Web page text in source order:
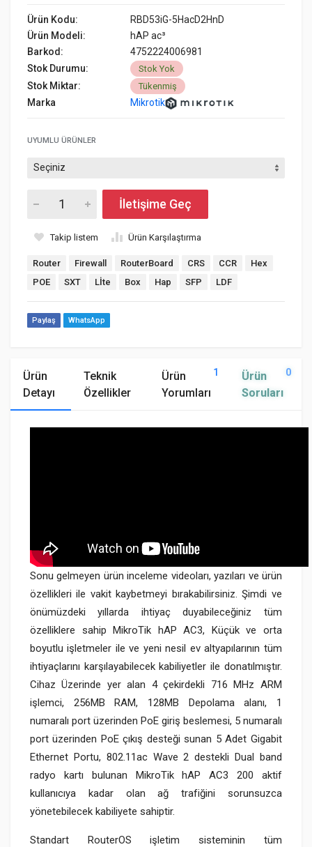
Ürün Kodu:
RBD53iG-5HacD2HnD
Ürün Modeli:
hAP ac³
Barkod:
4752224006981
Stok Durumu:
Stok Yok
Stok Miktar: Tükenmiş
Marka Mikrotik
UYUMLU ÜRÜNLER
İletişime Geç
Takip listem Ürün Karşılaştırma
Router Firewall RouterBoard CRS CCR
Hex
POE
SXT Lİte Box Hap SFP LDF
Paylaş WhatsApp
Ürün
Detayı
Teknik
Özellikler
Ürün
Yorumları
1
Ürün
Soruları
0
Sonu gelmeyen ürün inceleme videoları, yazıları ve ürün
özellikleri ile vakit kaybetmeyi bırakabilirsiniz. Şimdi ve
önümüzdeki yıllarda ihtiyaç duyabileceğiniz tüm
özelliklere sahip MikroTik hAP AC3, Küçük ve orta
boyutlu işletmeler ile ve yeni nesil ev altyapılarının tüm
ihtiyaçlarını karşılayabilecek kabiliyetler ile donatılmıştır.
Cihaz Üzerinde yer alan 4 çekirdekli 716 MHz ARM
işlemci, 256MB RAM, 128MB Depolama alanı, 1
numaralı port üzerinden PoE giriş beslemesi, 5 numaralı
port üzerinden PoE çıkış desteği sunan 5 Adet Gigabit
Ethernet Portu, 802.11ac Wave 2 destekli Dual band
radyo kartı bulunan MikroTik hAP AC3 200 aktif
kullanıcıya kadar olan ağ trafiğini sorunsuzca
yönetebilecek kabiliyete sahiptir.
Standart RouterOS işletim sisteminin tüm